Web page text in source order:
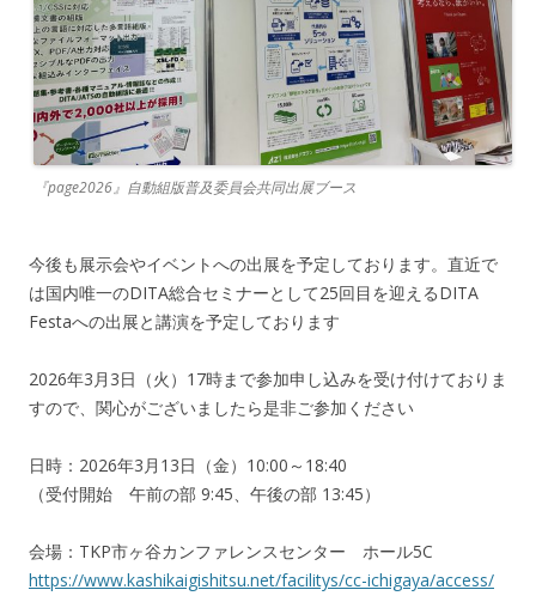
『page2026』自動組版普及委員会共同出展ブース
今後も展示会やイベントへの出展を予定しております。直近で
は国内唯一のDITA総合セミナーとして25回目を迎えるDITA
Festaへの出展と講演を予定しております
2026年3月3日（火）17時まで参加申し込みを受け付けておりま
すので、関心がございましたら是非ご参加ください
日時：2026年3月13日（金）10:00～18:40
（受付開始 午前の部 9:45、午後の部 13:45）
会場：TKP市ヶ谷カンファレンスセンター ホール5C
https://www.kashikaigishitsu.net/facilitys/cc-ichigaya/access/